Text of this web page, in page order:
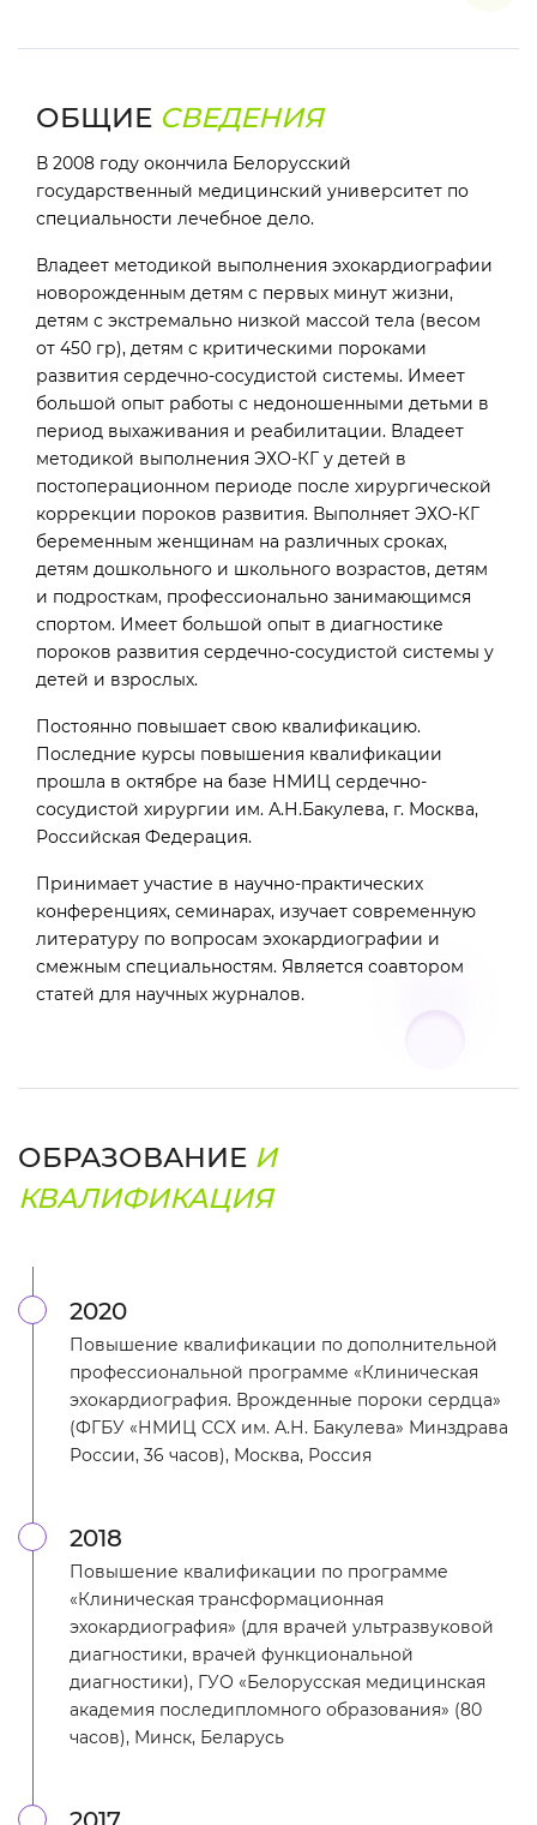
ОБЩИЕ СВЕДЕНИЯ
В 2008 году окончила Белорусский
государственный медицинский университет по
специальности лечебное дело.
Владеет методикой выполнения эхокардиографии
новорожденным детям с первых минут жизни,
детям с экстремально низкой массой тела (весом
от 450 гр), детям с критическими пороками
развития сердечно-сосудистой системы. Имеет
большой опыт работы с недоношенными детьми в
период выхаживания и реабилитации. Владеет
методикой выполнения ЭХО-КГ у детей в
постоперационном периоде после хирургической
коррекции пороков развития. Выполняет ЭХО-КГ
беременным женщинам на различных сроках,
детям дошкольного и школьного возрастов, детям
и подросткам, профессионально занимающимся
спортом. Имеет большой опыт в диагностике
пороков развития сердечно-сосудистой системы у
детей и взрослых.
Постоянно повышает свою квалификацию.
Последние курсы повышения квалификации
прошла в октябре на базе НМИЦ сердечно-
сосудистой хирургии им. А.Н.Бакулева, г. Москва,
Российская Федерация.
Принимает участие в научно-практических
конференциях, семинарах, изучает современную
литературу по вопросам эхокардиографии и
смежным специальностям. Является соавтором
статей для научных журналов.
ОБРАЗОВАНИЕ И
КВАЛИФИКАЦИЯ
2020
Повышение квалификации по дополнительной
профессиональной программе «Клиническая
эхокардиография. Врожденные пороки сердца»
(ФГБУ «НМИЦ ССХ им. А.Н. Бакулева» Минздрава
России, 36 часов), Москва, Россия
2018
Повышение квалификации по программе
«Клиническая трансформационная
эхокардиография» (для врачей ультразвуковой
диагностики, врачей функциональной
диагностики), ГУО «Белорусская медицинская
академия последипломного образования» (80
часов), Минск, Беларусь